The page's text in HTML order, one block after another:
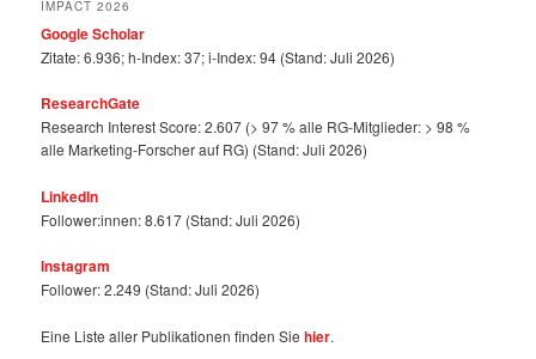
IMPACT 2026
Google Scholar
Zitate: 6.936; h-Index: 37; i-Index: 94 (Stand: Juli 2026)
ResearchGate
Research Interest Score: 2.607 (> 97 % alle RG-Mitglieder: > 98 %
alle Marketing-Forscher auf RG) (Stand: Juli 2026)
LinkedIn
Follower:innen: 8.617 (Stand: Juli 2026)
Instagram
Follower: 2.249 (Stand: Juli 2026)
Eine Liste aller Publikationen finden Siehier.